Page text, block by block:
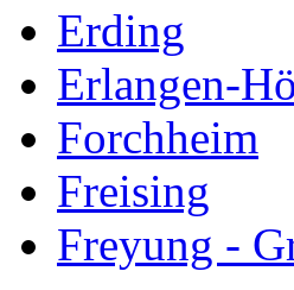
Erding
Erlangen-
Forchheim
Freising
Freyung -